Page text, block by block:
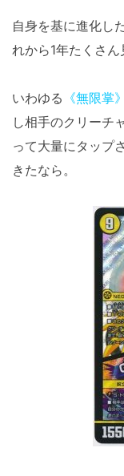
自身を基に進化し
れから1年たくさん
いわゆる 《無限掌》
し相手のクリーチ
って大量にタップ
きたなら。